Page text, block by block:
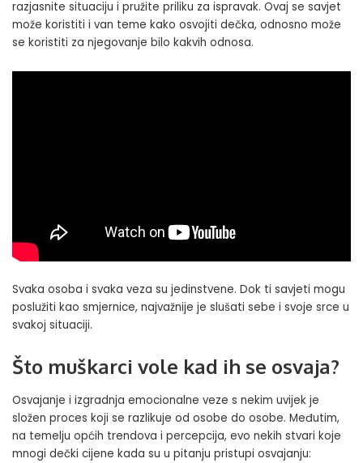
razjasnite situaciju i pružite priliku za ispravak. Ovaj se savjet
može koristiti i van teme kako osvojiti dečka, odnosno može
se koristiti za njegovanje bilo kakvih odnosa.
Svaka osoba i svaka veza su jedinstvene. Dok ti savjeti mogu
poslužiti kao smjernice, najvažnije je slušati sebe i svoje srce u
svakoj situaciji.
Što muškarci vole kad ih se osvaja?
Osvajanje i izgradnja emocionalne veze s nekim uvijek je
složen proces koji se razlikuje od osobe do osobe. Međutim,
na temelju općih trendova i percepcija, evo nekih stvari koje
mnogi dečki cijene kada su u pitanju pristupi osvajanju: